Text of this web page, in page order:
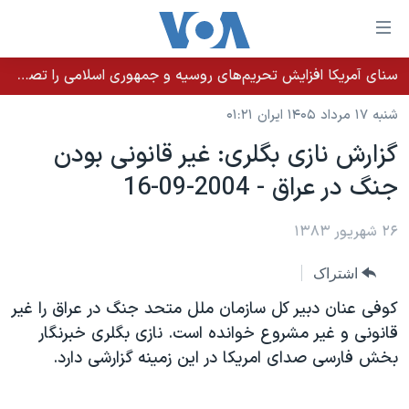
لینکهای
قابل
دسترسی
جهش
محتوای
اصلی
به
اصلی
جهش
به
جستجو
خانه
نسخه سبک وب‌سایت
موضوع ها
ایران
آمریکا
گزیده‌ها
ویژه برنامه‌ها
برنامه های تلویزیونی
جدول برنامه ها
صفحه‌های ویژه
عملیات خشم حماسی
۲۵۰سالگی آمریکا
فرکانس‌های صدای آمریکا
پخش رادیویی
سنای آمریکا افزایش تحریم‌های روسیه و جمهوری اسلامی را تصویب کرد؛ زلنسکی از این اقدام تشکر کرد
شنبه ۱۷ مرداد ۱۴۰۵ ایران ۰۱:۲۱
گزارش نازی بگلری: غير قانونی بودن
جنگ در عراق - 2004-09-16
۲۶ شهریور ۱۳۸۳
اشتراک
کوفی عنان دبير کل سازمان ملل متحد جنگ در عراق را غير
قانونی و غير مشروع خوانده است. نازی بگلری خبرنگار
بخش فارسی صدای امريکا در اين زمينه گزارشی دارد.